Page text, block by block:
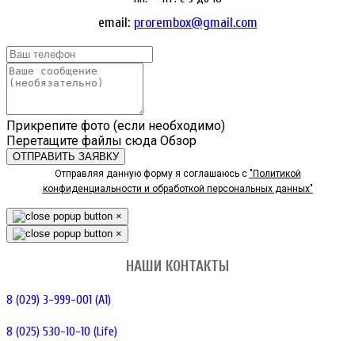
email: prorembox@gmail.com
Прикрепите фото (если необходимо)
Перетащите файлы сюда Обзор
ОТПРАВИТЬ ЗАЯВКУ
Отправляя данную форму я соглашаюсь с "Политикой
конфиденциальности и обработкой персональных данных"
×
×
НАШИ КОНТАКТЫ
8 (029) 3-999-001 (A1)
8 (025) 530-10-10 (Life)